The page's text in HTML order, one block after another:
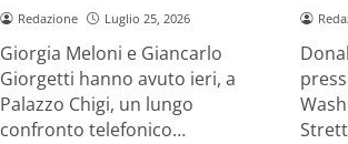
Redazione Luglio 25, 2026
Giorgia Meloni e Giancarlo
Giorgetti hanno avuto ieri, a
Palazzo Chigi, un lungo
confronto telefonico…